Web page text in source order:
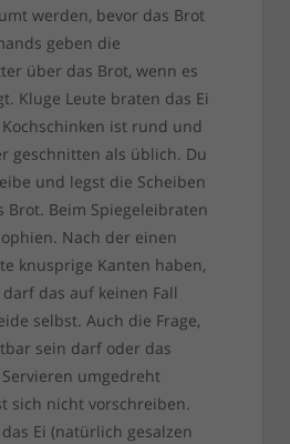
werden, bevor das Brot
geben die
über das Brot, wenn es
Kluge Leute braten das Ei
ist rund und
geschnitten als üblich. Du
und legst die Scheiben
Beim Spiegeleibraten
Nach der einen
knusprige Kanten haben,
das auf keinen Fall
selbst. Auch die Frage,
sein darf oder das
umgedreht
sich nicht vorschreiben.
Ei (natürlich gesalzen